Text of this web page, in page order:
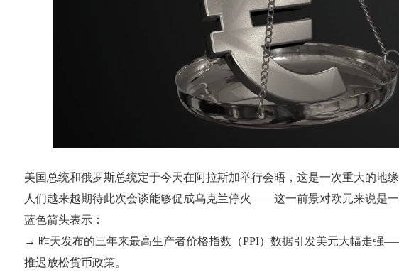
美国总统和俄罗斯总统定于今天在阿拉斯加举行会晤，这是一次重大的地
人们越来越期待此次会谈能够促成乌克兰停火——这一前景对欧元来说是
蓝色箭头表示：
→ 昨天发布的三年来最高生产者价格指数（PPI）数据引发美元大幅走强
推迟放松货币政策。